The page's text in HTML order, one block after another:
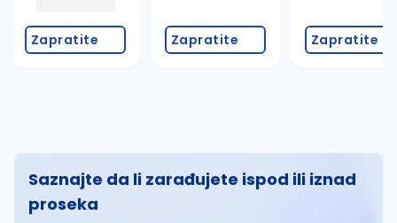
Zapratite Zapratite Zapratite
Saznajte da li zarađujete ispod ili iznad
proseka